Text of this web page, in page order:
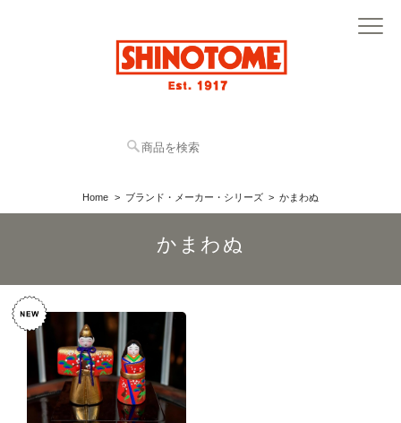
Home ブランド・メーカー・シリーズ かまわぬ
かまわぬ